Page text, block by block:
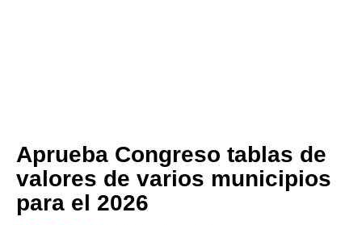
Aprueba Congreso tablas de
valores de varios municipios
para el 2026